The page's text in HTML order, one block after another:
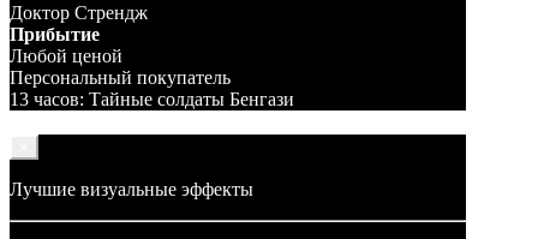
Доктор Стрендж
Прибытие
Любой ценой
Персональный покупатель
13 часов: Тайные солдаты Бенгази
Лучшие визуальные эффекты